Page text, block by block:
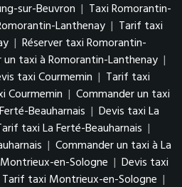
sur-Beuvron | Taxi Romorantin-
Lanthenay | Tarif taxi
| Réserver taxi Romorantin-
un taxi à Romorantin-Lanthenay |
taxi Courmemin | Tarif taxi
Courmemin | Commander un taxi
Beauharnais | Devis taxi La
taxi La Ferté-Beauharnais |
| Commander un taxi à La
en-Sologne | Devis taxi
Tarif taxi Montrieux-en-Sologne |